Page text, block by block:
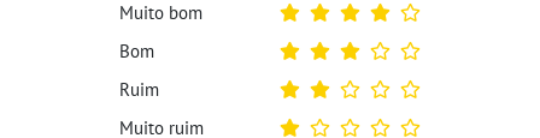
Muito bom
Bom
Ruim
Muito ruim